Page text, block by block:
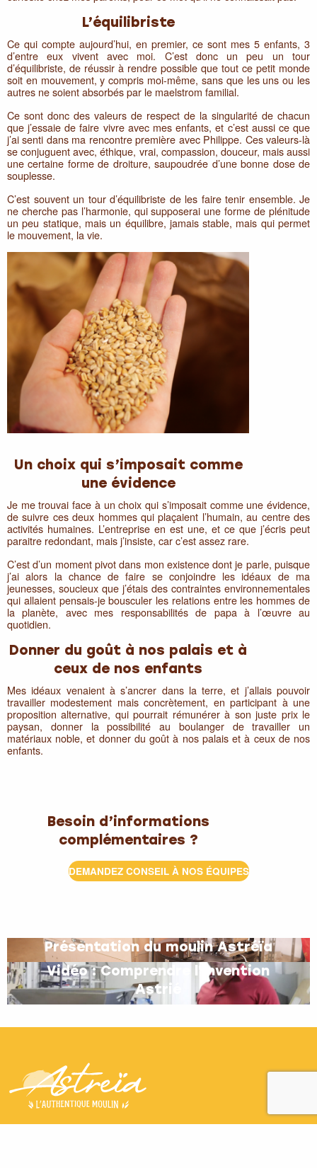
L’équilibriste
Ce qui compte aujourd’hui, en premier, ce sont mes 5 enfants, 3
d’entre eux vivent avec moi. C’est donc un peu un tour
d’équilibriste, de réussir à rendre possible que tout ce petit monde
soit en mouvement, y compris moi-même, sans que les uns ou les
autres ne soient absorbés par le maelstrom familial.
Ce sont donc des valeurs de respect de la singularité de chacun
que j’essaie de faire vivre avec mes enfants, et c’est aussi ce que
j’ai senti dans ma rencontre première avec Philippe. Ces valeurs-là
se conjuguent avec, éthique, vrai, compassion, douceur, mais aussi
une certaine forme de droiture, saupoudrée d’une bonne dose de
souplesse.
C’est souvent un tour d’équilibriste de les faire tenir ensemble. Je
ne cherche pas l’harmonie, qui supposerai une forme de plénitude
un peu statique, mais un équilibre, jamais stable, mais qui permet
le mouvement, la vie.
Un choix qui s’imposait comme
une évidence
Je me trouvai face à un choix qui s’imposait comme une évidence,
de suivre ces deux hommes qui plaçaient l’humain, au centre des
activités humaines. L’entreprise en est une, et ce que j’écris peut
paraitre redondant, mais j’insiste, car c’est assez rare.
C’est d’un moment pivot dans mon existence dont je parle, puisque
j’ai alors la chance de faire se conjoindre les idéaux de ma
jeunesses, soucieux que j’étais des contraintes environnementales
qui allaient pensais-je bousculer les relations entre les hommes de
la planète, avec mes responsabilités de papa à l’œuvre au
quotidien.
Donner du goût à nos palais et à
ceux de nos enfants
Mes idéaux venaient à s’ancrer dans la terre, et j’allais pouvoir
travailler modestement mais concrètement, en participant à une
proposition alternative, qui pourrait rémunérer à son juste prix le
paysan, donner la possibilité au boulanger de travailler un
matériaux noble, et donner du goût à nos palais et à ceux de nos
enfants.
Besoin d’informations
complémentaires ?
DEMANDEZ CONSEIL À NOS ÉQUIPES
Présentation du moulin Astréïa
Vidéo : Comprendre l'invention
Astrié